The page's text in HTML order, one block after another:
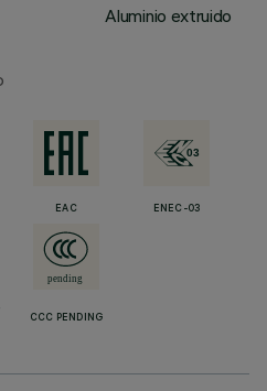
Aluminio extruido
EAC ENEC-03
CCC PENDING